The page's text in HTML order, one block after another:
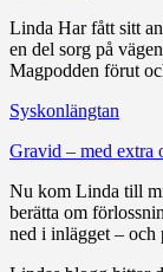
Linda Har fått sitt
en del sorg på
Magpodden förut
Syskonlängtan
Gravid – med extra
Nu kom Linda till
berätta om
ned i inlägget – och